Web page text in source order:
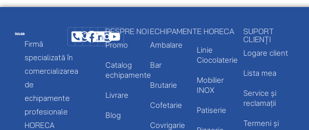
Firmă
specializată în
comercializarea
de
echipamente
profesionale
HORECA
DESPRE NOI
Promo
Catalog
echipamente
Livrare
Blog
ECHIPAMENTE HORECA
Ambalare
Bar
Brutarie
Cofetarie
Covrigarie
Linie
Ciocolaterie
Mobilier
INOX
Patiserie
SUPORT
CLIENȚI
Logare client
Lista mea
Service și
reclamații
Termeni și